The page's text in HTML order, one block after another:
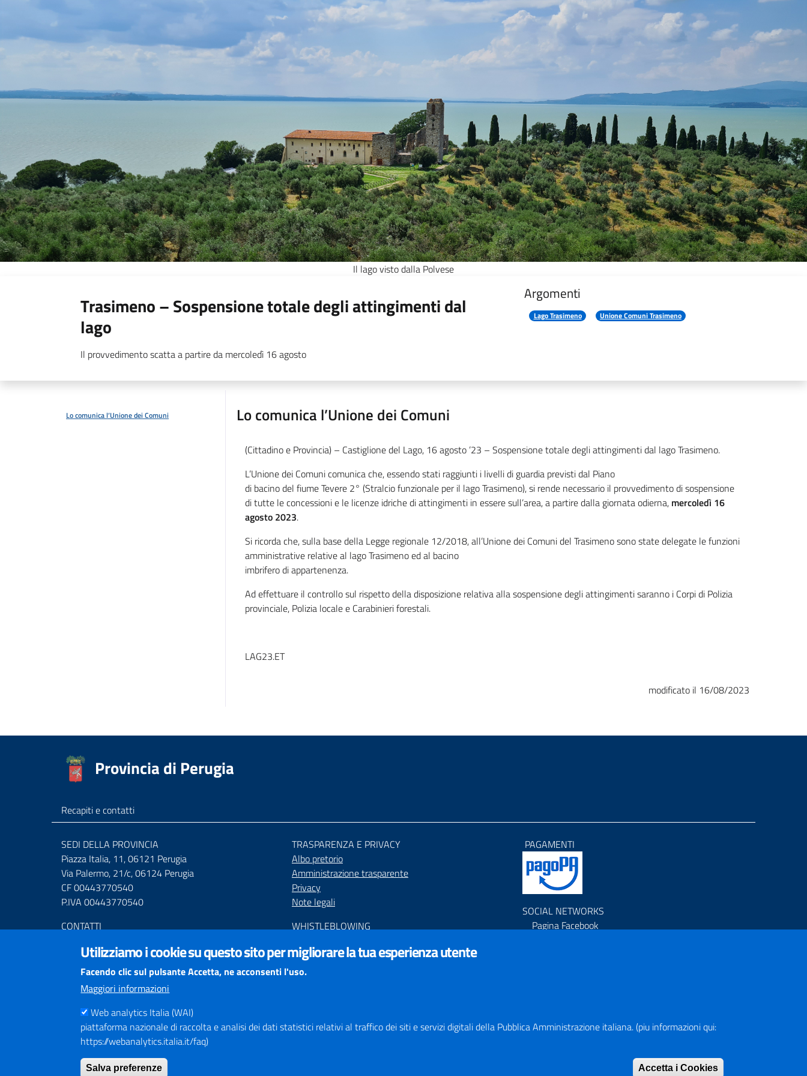
Il lago visto dalla Polvese
Trasimeno – Sospensione totale degli attingimenti dal
lago
Il provvedimento scatta a partire da mercoledì 16 agosto
Argomenti
Lago Trasimeno Unione Comuni Trasimeno
Lo comunica l’Unione dei Comuni Lo comunica l’Unione dei Comuni
(Cittadino e Provincia) – Castiglione del Lago, 16 agosto ’23 – Sospensione totale degli attingimenti dal lago Trasimeno.
L’Unione dei Comuni comunica che, essendo stati raggiunti i livelli di guardia previsti dal Piano
di bacino del fiume Tevere 2° (Stralcio funzionale per il lago Trasimeno), si rende necessario il provvedimento di sospensione
di tutte le concessioni e le licenze idriche di attingimenti in essere sull’area, a partire dalla giornata odierna, mercoledì 16
agosto 2023.
Si ricorda che, sulla base della Legge regionale 12/2018, all’Unione dei Comuni del Trasimeno sono state delegate le funzioni
amministrative relative al lago Trasimeno ed al bacino
imbrifero di appartenenza.
Ad effettuare il controllo sul rispetto della disposizione relativa alla sospensione degli attingimenti saranno i Corpi di Polizia
provinciale, Polizia locale e Carabinieri forestali.
LAG23.ET
modificato il 16/08/2023
Provincia di Perugia
Recapiti e contatti
SEDI DELLA PROVINCIA
Piazza Italia, 11, 06121 Perugia
Via Palermo, 21/c, 06124 Perugia
CF 00443770540
P.IVA 00443770540
CONTATTI
Numero Verde 800.01.3474
Mail URPurprov@provincia.perugia.it
Posta elettronica certificata (PEC)
provincia.perugia@postacert.umbria.it
Altri indirizzi PEC della Provincia di Perugia
Centrale Operativa Polizia provinciale 075.32111
Emergenza Stradale 335.6425246
TRASPARENZA E PRIVACY
Albo pretorio
Amministrazione trasparente
Privacy
Note legali
WHISTLEBLOWING
ACCESSIBILIT
Dichiarazione di accessibilità
Responsabile del Procedimento di Pubblicazione (RPP)
PAGAMENTI
SOCIAL NETWORKS
Pagina Facebook
Utilizziamo i cookie su questo sito per migliorare la tua esperienza utente
Facendo clic sul pulsante Accetta, ne acconsenti l'uso.
Maggiori informazioni
Web analytics Italia (WAI)
piattaforma nazionale di raccolta e analisi dei dati statistici relativi al traffico dei siti e servizi digitali della Pubblica Amministrazione italiana. (piu informazioni qui:
https://webanalytics.italia.it/faq)
Salva preferenze Accetta i Cookies